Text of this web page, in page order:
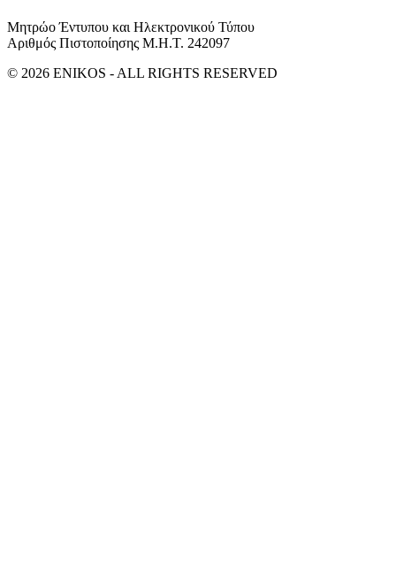
Μητρώο Έντυπου και Ηλεκτρονικού Τύπου
Αριθμός Πιστοποίησης Μ.Η.Τ. 242097
© 2026 ENIKOS - ALL RIGHTS RESERVED